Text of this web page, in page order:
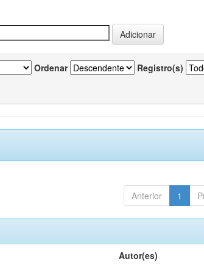
Ordenar Registro(s)
Anterior 1
Autor(es)